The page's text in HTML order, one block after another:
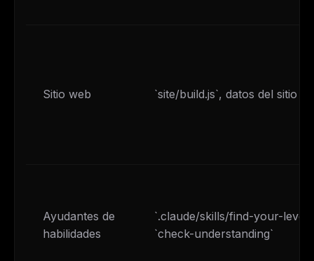
Sitio web `site/build.js`, datos del sitio
Ayudantes de
habilidades
`.claude/skills/find-your-level`,
`check-understanding`